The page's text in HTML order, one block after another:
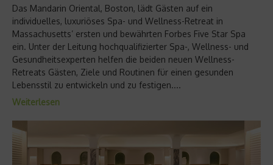
Das Mandarin Oriental, Boston, lädt Gästen auf ein
individuelles, luxuriöses Spa- und Wellness-Retreat in
Massachusetts’ ersten und bewährten Forbes Five Star Spa
ein. Unter der Leitung hochqualifizierter Spa-, Wellness- und
Gesundheitsexperten helfen die beiden neuen Wellness-
Retreats Gästen, Ziele und Routinen für einen gesunden
Lebensstil zu entwickeln und zu festigen....
Weiterlesen